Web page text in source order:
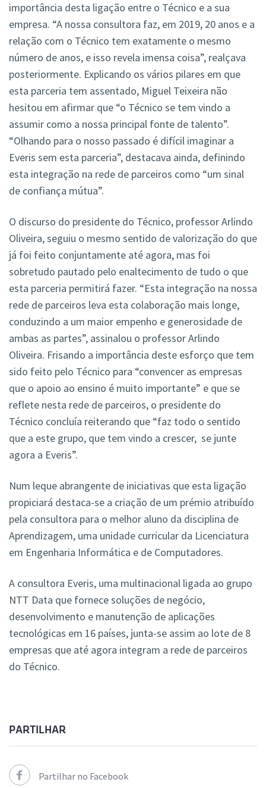
importância desta ligação entre o Técnico e a sua
empresa. “A nossa consultora faz, em 2019, 20 anos e a
relação com o Técnico tem exatamente o mesmo
número de anos, e isso revela imensa coisa”, realçava
posteriormente. Explicando os vários pilares em que
esta parceria tem assentado, Miguel Teixeira não
hesitou em afirmar que “o Técnico se tem vindo a
assumir como a nossa principal fonte de talento”.
“Olhando para o nosso passado é difícil imaginar a
Everis sem esta parceria”, destacava ainda, definindo
esta integração na rede de parceiros como “um sinal
de confiança mútua”.
O discurso do presidente do Técnico, professor Arlindo
Oliveira, seguiu o mesmo sentido de valorização do que
já foi feito conjuntamente até agora, mas foi
sobretudo pautado pelo enaltecimento de tudo o que
esta parceria permitirá fazer. “Esta integração na nossa
rede de parceiros leva esta colaboração mais longe,
conduzindo a um maior empenho e generosidade de
ambas as partes”, assinalou o professor Arlindo
Oliveira. Frisando a importância deste esforço que tem
sido feito pelo Técnico para “convencer as empresas
que o apoio ao ensino é muito importante” e que se
reflete nesta rede de parceiros, o presidente do
Técnico concluía reiterando que “faz todo o sentido
que a este grupo, que tem vindo a crescer, se junte
agora a Everis”.
Num leque abrangente de iniciativas que esta ligação
propiciará destaca-se a criação de um prémio atribuído
pela consultora para o melhor aluno da disciplina de
Aprendizagem, uma unidade curricular da Licenciatura
em Engenharia Informática e de Computadores.
A consultora Everis, uma multinacional ligada ao grupo
NTT Data que fornece soluções de negócio,
desenvolvimento e manutenção de aplicações
tecnológicas em 16 países, junta-se assim ao lote de 8
empresas que até agora integram a rede de parceiros
do Técnico.
PARTILHAR
Partilhar no Facebook